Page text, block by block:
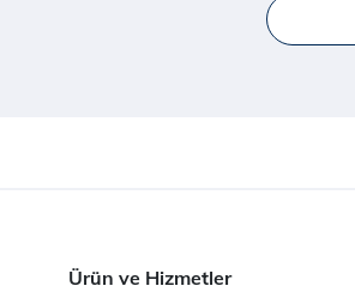
Ürün ve Hizmetler